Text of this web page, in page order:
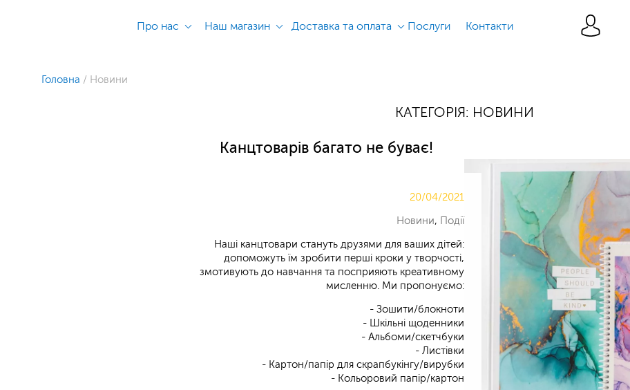
Головна / Новини
Про нас Наш магазин Доставка та оплата Послуги Контакти
КАТЕГОРІЯ: НОВИНИ
Канцтоварів багато не буває!
20/04/2021
Новини, Події
Наші канцтовари стануть друзями для ваших дітей:
допоможуть їм зробити перші кроки у творчості,
змотивують до навчання та посприяють креативному
мисленню. Ми пропонуємо:
- Зошити/блокноти
- Шкільні щоденники
- Альбоми/скетчбуки
- Листівки
- Картон/папір для скрапбукінгу/вирубки
- Кольоровий папір/картон